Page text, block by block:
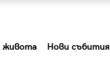
Нови събития